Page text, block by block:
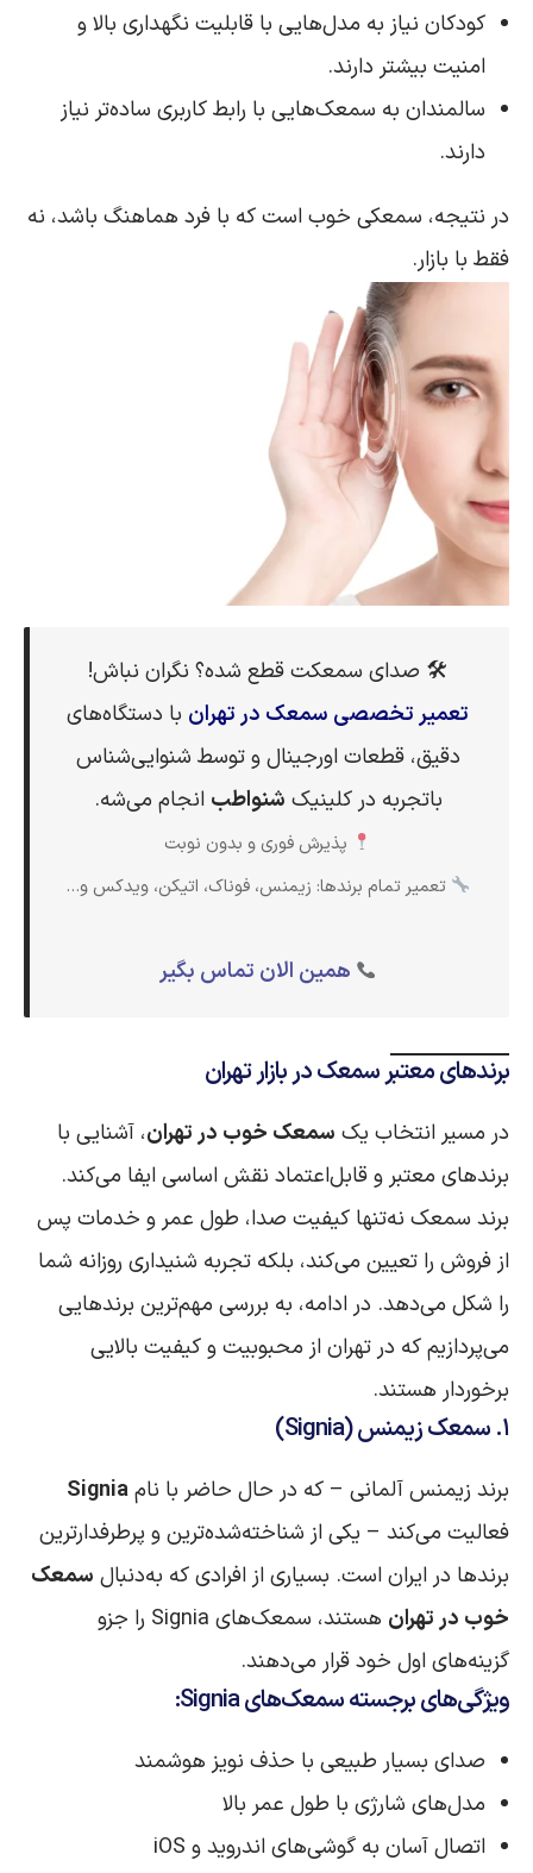
کودکان نیاز به مدل‌هایی با قابلیت نگهداری بالا و
امنیت بیشتر دارند.
سالمندان به سمعک‌هایی با رابط کاربری ساده‌تر نیاز
دارند.
در نتیجه، سمعکی خوب است که با فرد هماهنگ باشد، نه
فقط با بازار.
🛠 صدای سمعکت قطع شده؟ نگران نباش!
تعمیر تخصصی سمعک در تهران با دستگاه‌های
دقیق، قطعات اورجینال و توسط شنوایی‌شناس
باتجربه در کلینیک شنواطب انجام می‌شه.
پذیرش فوری و بدون نوبت
تعمیر تمام برندها: زیمنس، فوناک، اتیکن، ویدکس و…
همین الان تماس بگیر
برندهای معتبر سمعک در بازار تهران
در مسیر انتخاب یک سمعک خوب در تهران، آشنایی با
برندهای معتبر و قابل‌اعتماد نقش اساسی ایفا می‌کند.
برند سمعک نه‌تنها کیفیت صدا، طول عمر و خدمات پس
از فروش را تعیین می‌کند، بلکه تجربه شنیداری روزانه شما
را شکل می‌دهد. در ادامه، به بررسی مهم‌ترین برندهایی
می‌پردازیم که در تهران از محبوبیت و کیفیت بالایی
برخوردار هستند.
۱. سمعک زیمنس (Signia)
برند زیمنس آلمانی – که در حال حاضر با نامSignia
فعالیت می‌کند – یکی از شناخته‌شده‌ترین و پرطرفدارترین
برندها در ایران است. بسیاری از افرادی که به‌دنبال سمعک
خوب در تهران
هستند، سمعک‌های Signia را جزو
گزینه‌های اول خود قرار می‌دهند.
ویژگی‌های برجسته سمعک‌های Signia:
صدای بسیار طبیعی با حذف نویز هوشمند
مدل‌های شارژی با طول عمر بالا
اتصال آسان به گوشی‌های اندروید و iOS